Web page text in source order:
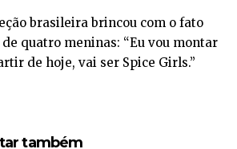
brasileira brincou com o fato
quatro meninas: “Eu vou montar
de hoje, vai ser Spice Girls.”
também